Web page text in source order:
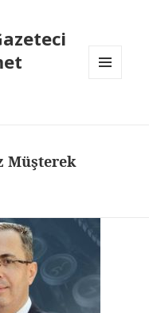
Müşterek